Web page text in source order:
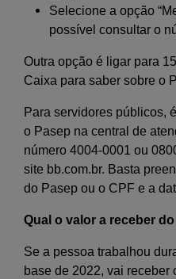
Selecione a opção
possível consultar o
Outra opção é ligar para
Caixa para saber sobre o
Para servidores públicos,
o Pasep na central de
número 4004-0001 ou
site bb.com.br. Basta
do Pasep ou o CPF e a
Qual o valor a receber
Se a pessoa trabalhou
base de 2022, vai receber